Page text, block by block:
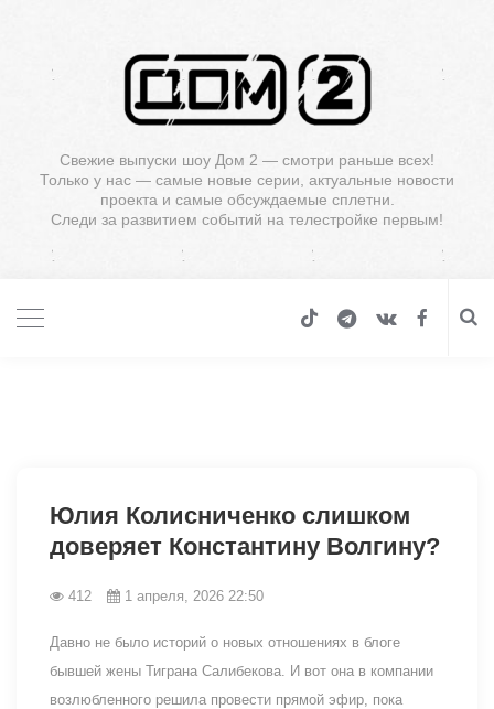
Свежие выпуски шоу Дом 2 — смотри раньше всех!
Только у нас — самые новые серии, актуальные новости
проекта и самые обсуждаемые сплетни.
Следи за развитием событий на телестройке первым!
Юлия Колисниченко слишком
доверяет Константину Волгину?
412 1 апреля, 2026 22:50
Давно не было историй о новых отношениях в блоге
бывшей жены Тиграна Салибекова. И вот она в компании
возлюбленного решила провести прямой эфир, пока